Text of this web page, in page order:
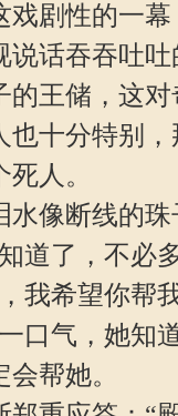
戏剧性的一幕
说话吞吞吐
的王储，这
也十分特别，
人。
像断线的珠
道了，不必
我希望你帮
口气，她知
帮她。